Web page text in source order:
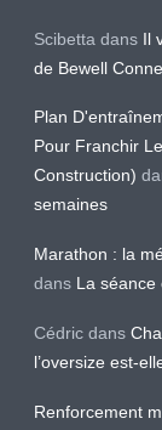
Scibetta dans Il
de Bewell
Plan
Pour Franchir
Construction)
semaines
Marathon : la
dans La séance
Cédric dans
l’oversize est-
Renforcement